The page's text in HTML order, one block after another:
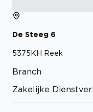
De Steeg 6
5375KH Reek
Branch
Zakelijke